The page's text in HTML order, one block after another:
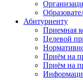
Абитуриенту
Приемная
Целевой
Приём на
Приём на